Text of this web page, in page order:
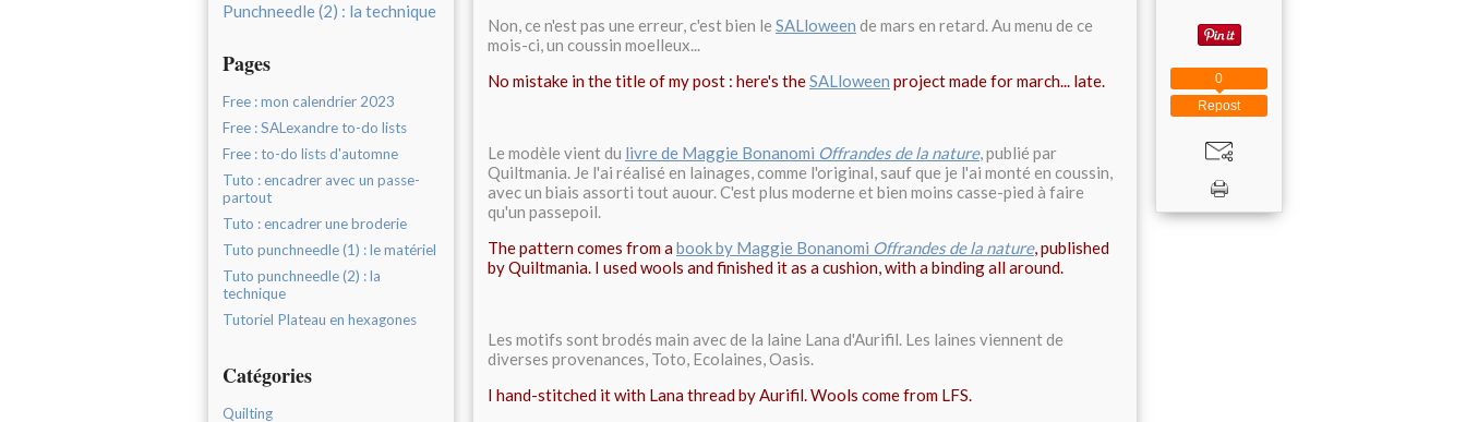
Punchneedle (2) : la technique
Pages
Free : mon calendrier 2023
Free : SALexandre to-do lists
Free : to-do lists d'automne
Tuto : encadrer avec un passe-
partout
Tuto : encadrer une broderie
Tuto punchneedle (1) : le matériel
Tuto punchneedle (2) : la
technique
Tutoriel Plateau en hexagones
Catégories
Quilting
Non, ce n'est pas une erreur, c'est bien le SALloween de mars en retard. Au menu de ce
mois-ci, un coussin moelleux...
No mistake in the title of my post : here's theSALloween project made for march... late.
Le modèle vient du livre de Maggie Bonanomi Offrandes de la nature, publié par
Quiltmania. Je l'ai réalisé en lainages, comme l'original, sauf que je l'ai monté en coussin,
avec un biais assorti tout auour. C'est plus moderne et bien moins casse-pied à faire
qu'un passepoil.
The pattern comes from abook by Maggie Bonanomi Offrandes de la nature, published
by Quiltmania. I used wools and finished it as a cushion, with a binding all around.
Les motifs sont brodés main avec de la laine Lana d'Aurifil. Les laines viennent de
diverses provenances, Toto, Ecolaines, Oasis.
I hand-stitched it with Lana thread by Aurifil. Wools come from LFS.
Repost
0